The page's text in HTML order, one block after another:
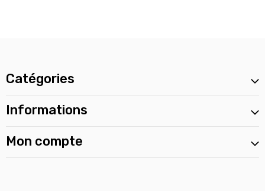
Catégories
Informations
Mon compte